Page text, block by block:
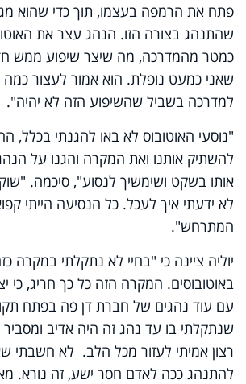
פתח את הרמפה בעצמו, תוך כדי שהוא
שהתנהג בצורה הזו. הנהג עצר את
כמטר מהמדרכה, מה שיצר שיפוע ממש חד
שאני כמעט נופלת. הוא אמור לעצור כמה
למדרכה בשביל שהשיפוע הזה לא יהיה".
"נוסעי האוטובוס לא באו להגנתי בכלל,
להשתיק אותנו ואת המקרה והגנו על
אותו בשקט ושימשיך לנסוע", סיכמה.
לא ידעתי איך לעכל. כל הנסיעה הייתי
המתרחש".
יוליה ציינה כי "בחיי לא נתקלתי במקרה
באוטובוסים. המקרה הזה כל כך חריג, כי
עם עוד נהגים של חברת דן פה בפתח
שנתקלתי בו עד נהג זה היה אדיב
רצון אמיתי לעזור מכל הלב. לא חשבתי
להתנהג ככה לאדם חסר ישע, זה נורא.